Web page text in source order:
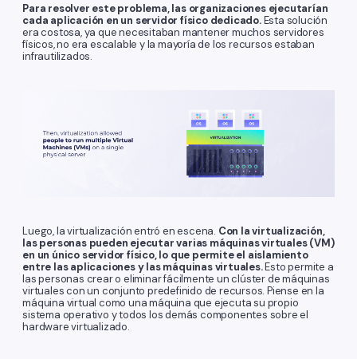
Para resolver este problema, las organizaciones ejecutarían
cada aplicación en un servidor físico dedicado.Esta solución
era costosa, ya que necesitaban mantener muchos servidores
físicos, no era escalable y la mayoría de los recursos estaban
infrautilizados.
Luego, la virtualización entró en escena. Con la virtualización,
las personas pueden ejecutar varias máquinas virtuales (VM)
en un único servidor físico, lo que permite el aislamiento
entre las aplicaciones y las máquinas virtuales.Esto permite a
las personas crear o eliminar fácilmente un clúster de máquinas
virtuales con un conjunto predefinido de recursos. Piense en la
máquina virtual como una máquina que ejecuta su propio
sistema operativo y todos los demás componentes sobre el
hardware virtualizado.